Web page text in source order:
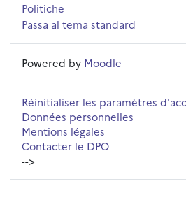
Politiche
Passa al tema standard
Powered by Moodle
Réinitialiser les paramètres
Données personnelles
Mentions légales
Contacter le DPO
-->